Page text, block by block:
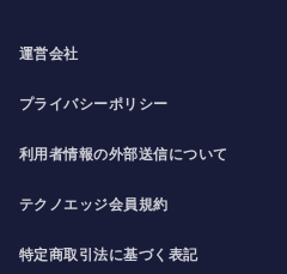
運営会社
プライバシーポリシー
利用者情報の外部送信について
テクノエッジ会員規約
特定商取引法に基づく表記